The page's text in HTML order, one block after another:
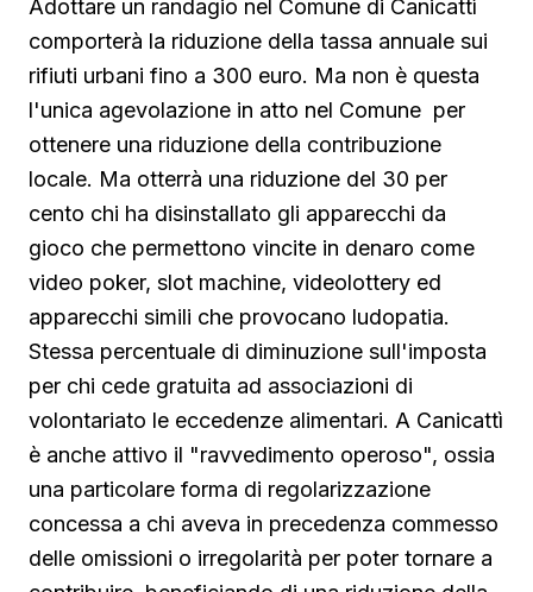
Adottare un randagio nel Comune di Canicattì
comporterà la riduzione della tassa annuale sui
rifiuti urbani fino a 300 euro. Ma non è questa
l'unica agevolazione in atto nel Comune per
ottenere una riduzione della contribuzione
locale. Ma otterrà una riduzione del 30 per
cento chi ha disinstallato gli apparecchi da
gioco che permettono vincite in denaro come
video poker, slot machine, videolottery ed
apparecchi simili che provocano ludopatia.
Stessa percentuale di diminuzione sull'imposta
per chi cede gratuita ad associazioni di
volontariato le eccedenze alimentari. A Canicattì
è anche attivo il "ravvedimento operoso", ossia
una particolare forma di regolarizzazione
concessa a chi aveva in precedenza commesso
delle omissioni o irregolarità per poter tornare a